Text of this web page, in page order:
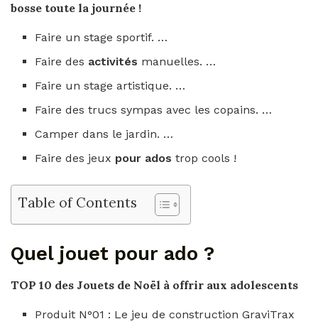
bosse toute la journée !
Faire un stage sportif. …
Faire des activités manuelles. …
Faire un stage artistique. …
Faire des trucs sympas avec les copains. …
Camper dans le jardin. …
Faire des jeux pour adostrop cools !
Table of Contents
Quel jouet pour ado ?
TOP 10 des Jouets de Noël à offrir aux adolescents
Produit N°01 : Le jeu de construction GraviTrax